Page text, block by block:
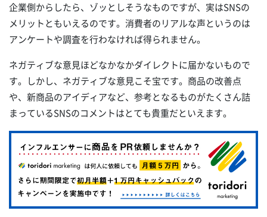
企業側からしたら、ゾッとしそうなものですが、実はSNSの
メリットともいえるのです。消費者のリアルな声というのは
アンケートや調査を行わなければ得られません。
ネガティブな意見ほどなかなかダイレクトに届かないもので
す。しかし、ネガティブな意見こそ宝です。商品の改善点
や、新商品のアイディアなど、参考となるものがたくさん詰
まっているSNSのコメントはとても貴重だといえます。